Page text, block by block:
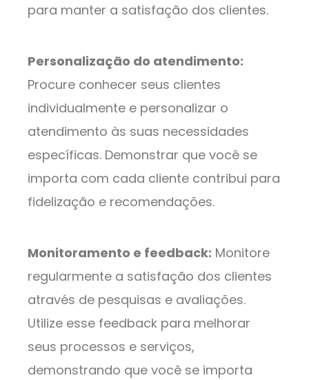
para manter a satisfação dos clientes.
Personalização do atendimento:
Procure conhecer seus clientes
individualmente e personalizar o
atendimento às suas necessidades
específicas. Demonstrar que você se
importa com cada cliente contribui para
fidelização e recomendações.
Monitoramento e feedback: Monitore
regularmente a satisfação dos clientes
através de pesquisas e avaliações.
Utilize esse feedback para melhorar
seus processos e serviços,
demonstrando que você se importa